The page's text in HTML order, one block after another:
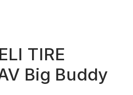
TIRE
Big Buddy